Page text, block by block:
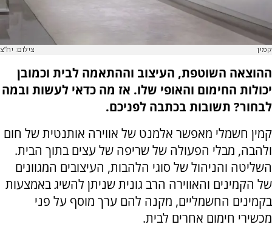
קמין צילום: יח"צ
ההוצאה השוטפת, העיצוב וההתאמה לבית וכמובן
יכולות החימום והאופי שלו. אז מה כדאי לעשות ובמה
לבחור? תשובות בכתבה לפניכם.
קמין חשמלי מאפשר אלמנט של אווירה אותנטית של חום
ולהבה, מבלי הפעולה של שריפה של עצים בתוך הבית.
השליטה והניהול של סוגי הלהבות, העיצובים המגוונים
של הקמינים והאווירה הרב גונית שניתן להשיג באמצעות
בקמינים החשמליים, מקנה להם ערך מוסף על פני
מכשירי חימום אחרים לבית.